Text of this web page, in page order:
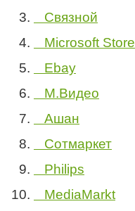
Связной
Microsoft Store
Ebay
М.Видео
Ашан
Сотмаркет
Philips
MediaMarkt